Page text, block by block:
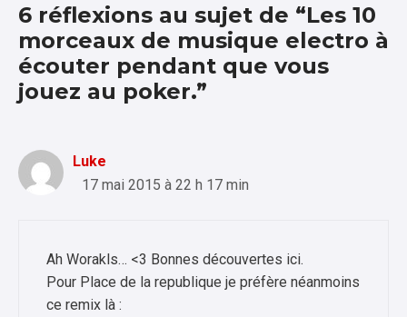
6 réflexions au sujet de “Les 10
morceaux de musique electro à
écouter pendant que vous
jouez au poker.”
Luke
17 mai 2015 à 22 h 17 min
Ah Worakls… <3 Bonnes découvertes ici.
Pour Place de la republique je préfère néanmoins
ce remix là :